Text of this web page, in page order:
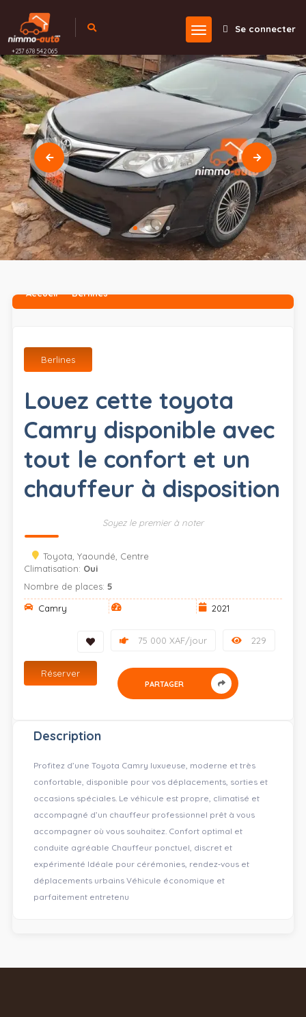
+237 678 542 065
Se connecter
Accueil Berlines
Berlines
Louez cette toyota
Camry disponible avec
tout le confort et un
chauffeur à disposition
Soyez le premier à noter
Toyota, Yaoundé, Centre
Climatisation: Oui
Nombre de places:5
Camry
2021
229
75 000 XAF/jour
Réserver
PARTAGER
Description
Profitez d’une Toyota Camry luxueuse, moderne et très
confortable, disponible pour vos déplacements, sorties et
occasions spéciales. Le véhicule est propre, climatisé et
accompagné d’un chauffeur professionnel prêt à vous
accompagner où vous souhaitez. Confort optimal et
conduite agréable Chauffeur ponctuel, discret et
expérimenté Idéale pour cérémonies, rendez‑vous et
déplacements urbains Véhicule économique et
parfaitement entretenu